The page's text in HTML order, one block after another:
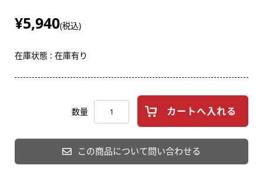
¥5,940(税込)
在庫状態 : 在庫有り
数量
この商品について問い合わせる